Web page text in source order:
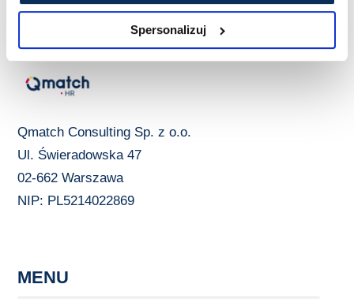
Spersonalizuj
Qmatch Consulting Sp. z o.o.
Ul. Świeradowska 47
02-662 Warszawa
NIP: PL5214022869
MENU